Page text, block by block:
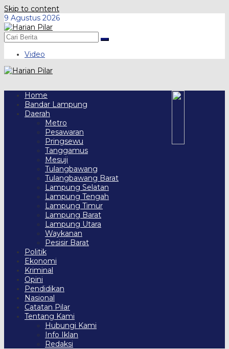
Skip to content
9 Agustus 2026
Video
Home
Bandar Lampung
Daerah
Metro
Pesawaran
Pringsewu
Tanggamus
Mesuji
Tulangbawang
Tulangbawang Barat
Lampung Selatan
Lampung Tengah
Lampung Timur
Lampung Barat
Lampung Utara
Waykanan
Pesisir Barat
Politik
Ekonomi
Kriminal
Opini
Pendidikan
Nasional
Catatan Pilar
Tentang Kami
Hubungi Kami
Info Iklan
Redaksi